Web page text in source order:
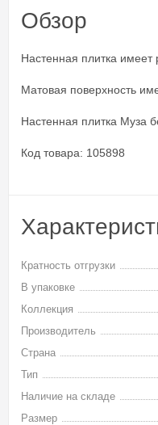
Обзор
Настенная плитка имеет
Матовая поверхность
Настенная плитка Муза
Код товара: 105898
Кратность отгрузки
В упаковке
Коллекция
Производитель
Страна
Тип
Наличие на складе
Размер